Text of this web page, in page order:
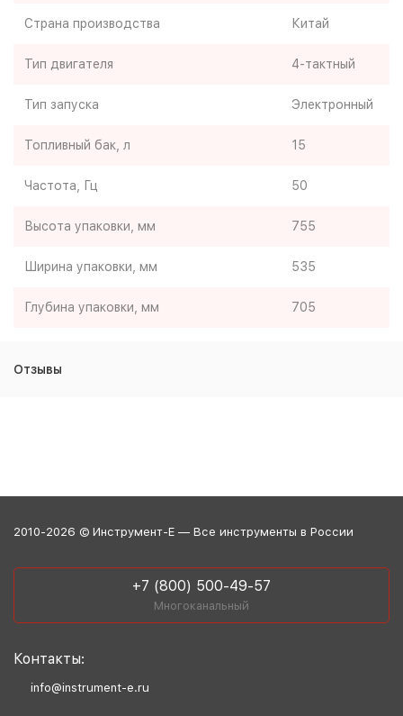
Страна производства Китай
Тип двигателя 4-тактный
Тип запуска Электронный
Топливный бак, л 15
Частота, Гц 50
Высота упаковки, мм 755
Ширина упаковки, мм 535
Глубина упаковки, мм 705
Отзывы
2010-2026 © Инструмент-Е — Все инструменты в России
+7 (800) 500-49-57
Многоканальный
Контакты:
info@instrument-e.ru